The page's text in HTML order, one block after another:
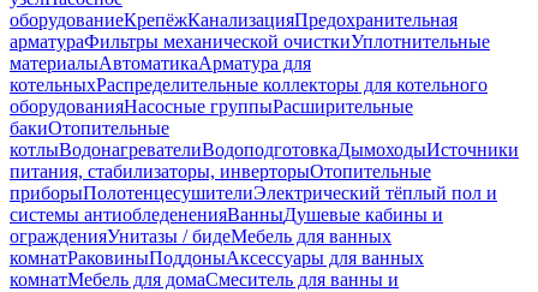
оборудованиеКрепёжКанализацияПредохранительная
арматураФильтры механической очисткиУплотнительные
материалыАвтоматикаАрматура для
котельныхРаспределительные коллекторы для котельного
оборудованияНасосные группыРасширительные
бакиОтопительные
котлыВодонагревателиВодоподготовкаДымоходыИсточники
питания, стабилизаторы, инверторыОтопительные
приборыПолотенцесушителиЭлектрический тёплый пол и
системы антиобледененияВанныДушевые кабины и
огражденияУнитазы / бидеМебель для ванных
комнатРаковиныПоддоныАксессуары для ванных
комнатМебель для домаСмеситель для ванны и